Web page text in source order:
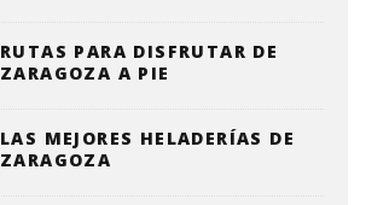
RUTAS PARA DISFRUTAR DE
ZARAGOZA A PIE
LAS MEJORES HELADERÍAS DE
ZARAGOZA